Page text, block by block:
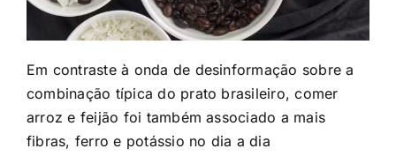
Em contraste à onda de desinformação sobre a
combinação típica do prato brasileiro, comer
arroz e feijão foi também associado a mais
fibras, ferro e potássio no dia a dia